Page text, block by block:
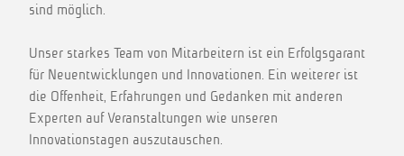
sind möglich.
Unser starkes Team von Mitarbeitern ist ein Erfolgsgarant
für Neuentwicklungen und Innovationen. Ein weiterer ist
die Offenheit, Erfahrungen und Gedanken mit anderen
Experten auf Veranstaltungen wie unseren
Innovationstagen auszutauschen.